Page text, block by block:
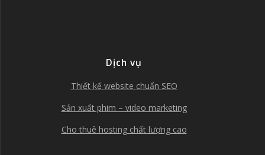
Dịch vụ
Thiết kế website chuẩn SEO
Sản xuất phim – video marketing
Cho thuê hosting chất lượng cao